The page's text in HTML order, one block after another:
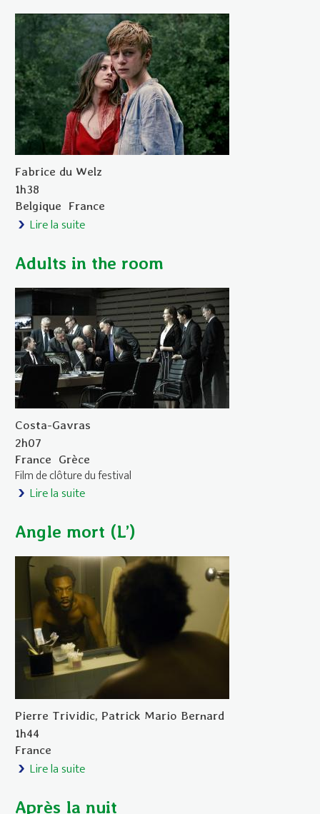
Fabrice du Welz
1h38
Belgique France
Lire la suite
Adults in the room
Costa-Gavras
2h07
France Grèce
Film de clôture du festival
Lire la suite
Angle mort (L’)
Pierre Trividic, Patrick Mario Bernard
1h44
France
Lire la suite
Après la nuit